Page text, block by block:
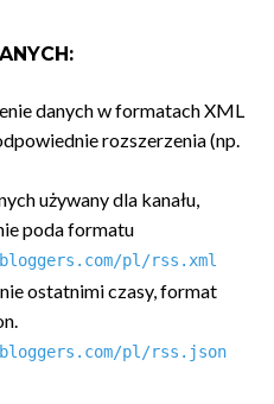
danych w formatach XML
rozszerzenia (np.
używany dla kanału,
poda formatu
pl/rss.xml
ostatnimi czasy, format
pl/rss.json